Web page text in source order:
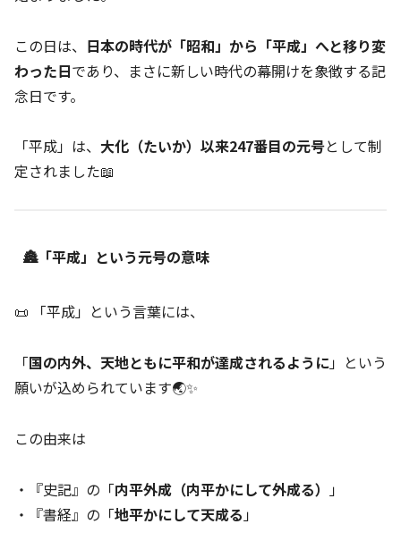
この日は、 日本の時代が「昭和」から「平成」へと移り変
わった日であり、まさに新しい時代の幕開けを象徴する記
念日です。
「平成」は、 大化（たいか）以来247番目の元号として制
定されました📖
🏯「平成」という元号の意味
📜 「平成」という言葉には、
「国の内外、天地ともに平和が達成されるように」という
願いが込められています🌏✨
この由来は
・『史記』の「内平外成（内平かにして外成る）
」
・『書経』の「地平かにして天成る 」